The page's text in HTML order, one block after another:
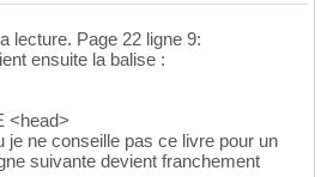
lecture. Page 22 ligne 9:
ensuite la balise :
<head>
je ne conseille pas ce livre pour un
suivante devient franchement